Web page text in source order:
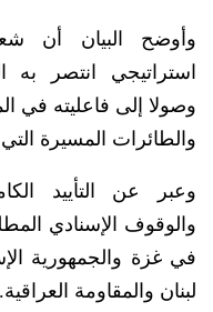
وأوضح البيان أن
استراتيجي انتصر
وصولا إلى فاعليته في
والطائرات المسيرة
وعبر عن التأييد
والوقوف الإسنادي
في غزة والجمهورية
لبنان والمقاومة العراقية.